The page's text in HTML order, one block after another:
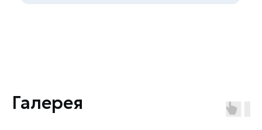
Галерея